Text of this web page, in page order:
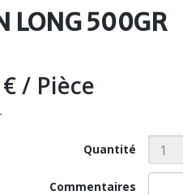
LONG 500GR
/ Pièce
Quantité
Commentaires